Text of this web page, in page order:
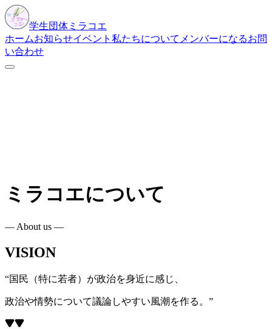
学生団体 ミラコエ
ホームお知らせイベント 私たちについて メンバーになるお問
い合わせ
ミラコエについて
― About us ―
VISION
“国民（特に若者）が政治を身近に感じ、
政治や情勢について議論しやすい風潮を作る。”